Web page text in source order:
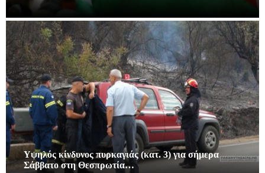
Υψηλός κίνδυνος πυρκαγιάς (κατ. 3) για σήμερα
Σάββατο στη Θεσπρωτία…